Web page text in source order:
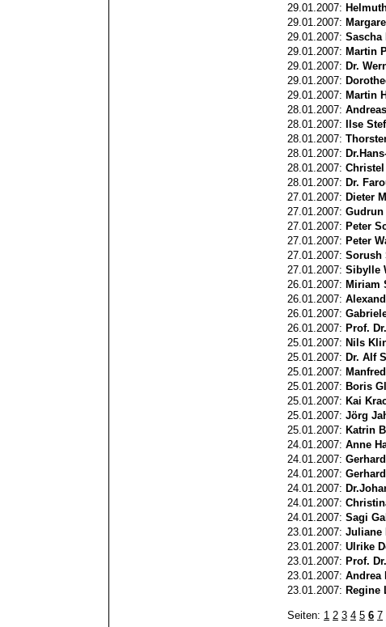
29.01.2007:
29.01.2007:
29.01.2007: Sascha
29.01.2007: Martin
29.01.2007: Dr.
29.01.2007:
29.01.2007: Martin
28.01.2007:
28.01.2007:
Ilse
28.01.2007:
28.01.2007:
28.01.2007:
28.01.2007: Dr.
27.01.2007: Dieter
27.01.2007: Gudrun
27.01.2007: Peter
27.01.2007: Peter
27.01.2007: Sorush
27.01.2007: Sibylle
26.01.2007: Miriam
26.01.2007:
26.01.2007:
26.01.2007: Prof.
25.01.2007: Nils
25.01.2007: Dr. Alf
25.01.2007:
25.01.2007: Boris
25.01.2007: Kai
25.01.2007: Jörg
25.01.2007: Katrin
24.01.2007: Anne
24.01.2007:
24.01.2007:
24.01.2007:
24.01.2007:
24.01.2007: Sagi Gal
23.01.2007: Juliane
23.01.2007: Ulrike
23.01.2007: Prof.
23.01.2007: Andrea
23.01.2007: Regine
Seiten: 1 2 3 4 5 6 7